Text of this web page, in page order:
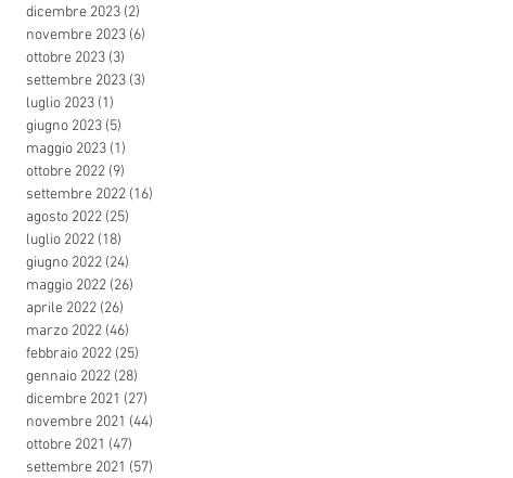
dicembre 2023 (2)
novembre 2023 (6)
ottobre 2023 (3)
settembre 2023 (3)
luglio 2023 (1)
giugno 2023 (5)
maggio 2023 (1)
ottobre 2022 (9)
settembre 2022 (16)
agosto 2022 (25)
luglio 2022 (18)
giugno 2022 (24)
maggio 2022 (26)
aprile 2022 (26)
marzo 2022 (46)
febbraio 2022 (25)
gennaio 2022 (28)
dicembre 2021 (27)
novembre 2021 (44)
ottobre 2021 (47)
settembre 2021 (57)